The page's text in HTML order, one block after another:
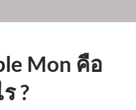
Mon คือ
?